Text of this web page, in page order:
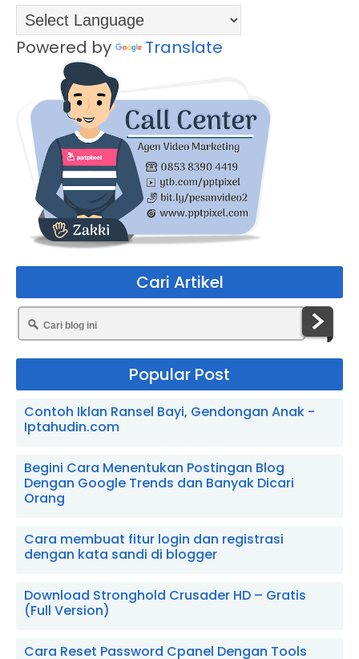
Powered by Translate
Cari Artikel
Popular Post
Contoh Iklan Ransel Bayi, Gendongan Anak -
Iptahudin.com
Begini Cara Menentukan Postingan Blog
Dengan Google Trends dan Banyak Dicari
Orang
Cara membuat fitur login dan registrasi
dengan kata sandi di blogger
Download Stronghold Crusader HD – Gratis
(Full Version)
Cara Reset Password Cpanel Dengan Tools